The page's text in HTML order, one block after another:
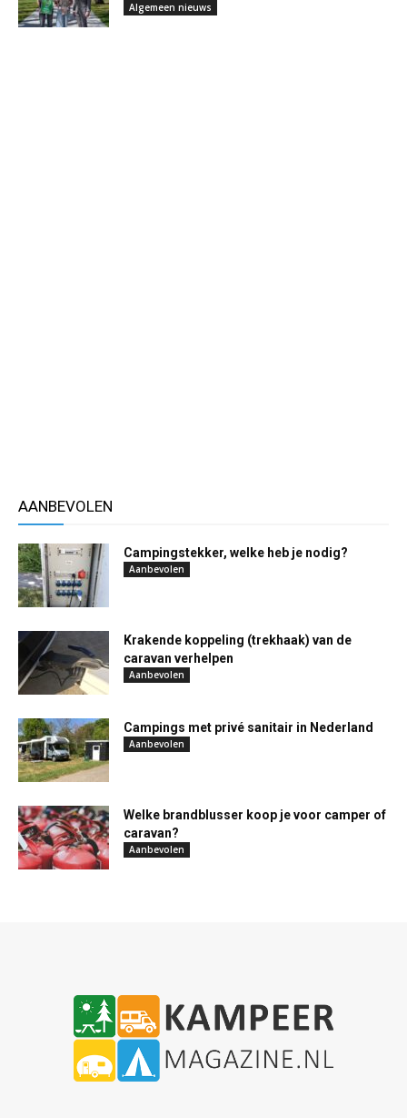
Algemeen nieuws
AANBEVOLEN
Campingstekker, welke heb je nodig?
Aanbevolen
Krakende koppeling (trekhaak) van de
caravan verhelpen
Aanbevolen
Campings met privé sanitair in Nederland
Aanbevolen
Welke brandblusser koop je voor camper of
caravan?
Aanbevolen